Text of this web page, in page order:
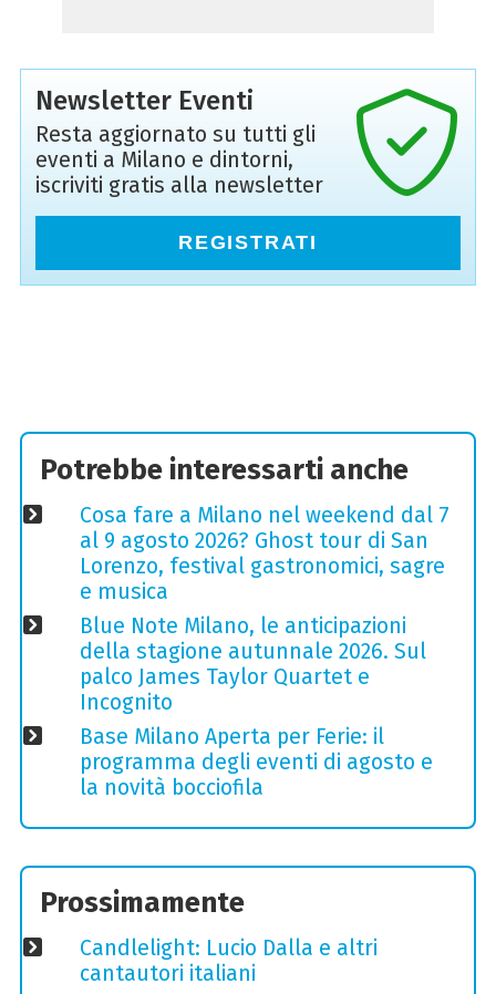
Newsletter Eventi
Resta aggiornato su tutti gli
eventi a Milano e dintorni,
iscriviti gratis alla newsletter
REGISTRATI
Potrebbe interessarti anche
Cosa fare a Milano nel weekend dal 7
al 9 agosto 2026? Ghost tour di San
Lorenzo, festival gastronomici, sagre
e musica
Blue Note Milano, le anticipazioni
della stagione autunnale 2026. Sul
palco James Taylor Quartet e
Incognito
Base Milano Aperta per Ferie: il
programma degli eventi di agosto e
la novità bocciofila
Prossimamente
Candlelight: Lucio Dalla e altri
cantautori italiani